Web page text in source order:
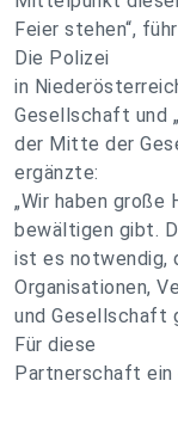
Feier stehen“,
Die Polizei
in
Gesellschaft und
der Mitte der
ergänzte:
„Wir haben große
bewältigen gibt.
ist es notwendig,
Organisationen,
und Gesellschaft
Für diese
Partnerschaft ein